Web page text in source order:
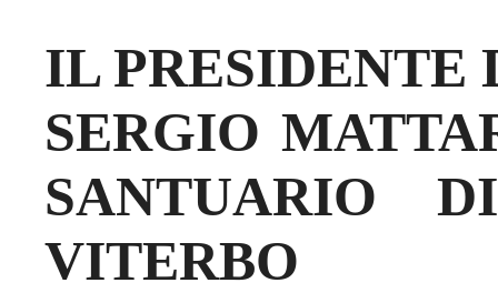
IL PRESIDENTE
SERGIO
SANTUARIO
VITERBO